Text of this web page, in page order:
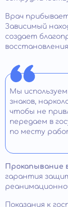
Врач
Зависимый
создает
Мы
знаков,
чтобы не
передаем в
по месту
Прокапывание
гарантия
Показания к